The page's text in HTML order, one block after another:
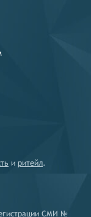
и ритейл.
СМИ №